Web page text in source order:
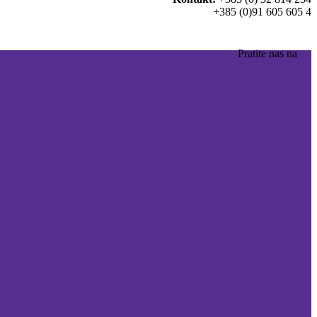
+385 (0)91 605 605 4
Pratite nas na